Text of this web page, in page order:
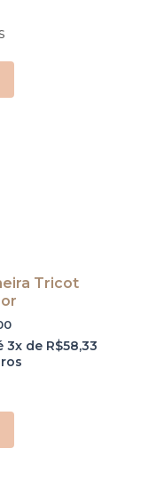
por
mais
Tricot
3x de R$58,33